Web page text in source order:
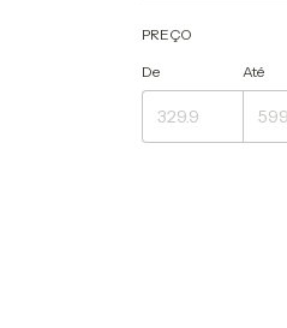
PREÇO
De Até